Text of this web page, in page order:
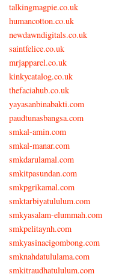
talkingmagpie.co.uk
humancotton.co.uk
newdawndigitals.co.uk
saintfelice.co.uk
mrjapparel.co.uk
kinkycatalog.co.uk
thefaciahub.co.uk
yayasanbinabakti.com
paudtunasbangsa.com
smkal-amin.com
smkal-manar.com
smkdarulamal.com
smkitpasundan.com
smkpgrikamal.com
smktarbiyatululum.com
smkyasalam-elummah.com
smkpelitaynh.com
smkyasinacigombong.com
smknahdatululama.com
smkitraudhatululum.com